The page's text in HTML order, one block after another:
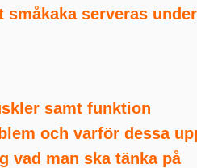
småkaka serveras
samt funktion
och varför dessa
vad man ska tänka på